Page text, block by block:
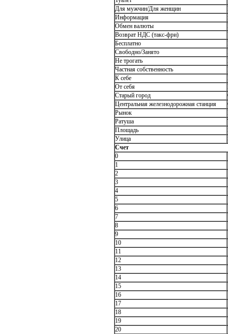
Для мужчин/Для женщин
Информация
Обмен валюты
Возврат НДС (такс-фри)
Бесплатно
Свободно/Занято
Не трогать
Частная собственность
К себе
От себя
Старый город
Центральная железнодорожная станция
Рынок
Ратуша
Площадь
Улица
Счет
0
1
2
3
4
5
6
7
8
9
10
11
12
13
14
15
16
17
18
19
20